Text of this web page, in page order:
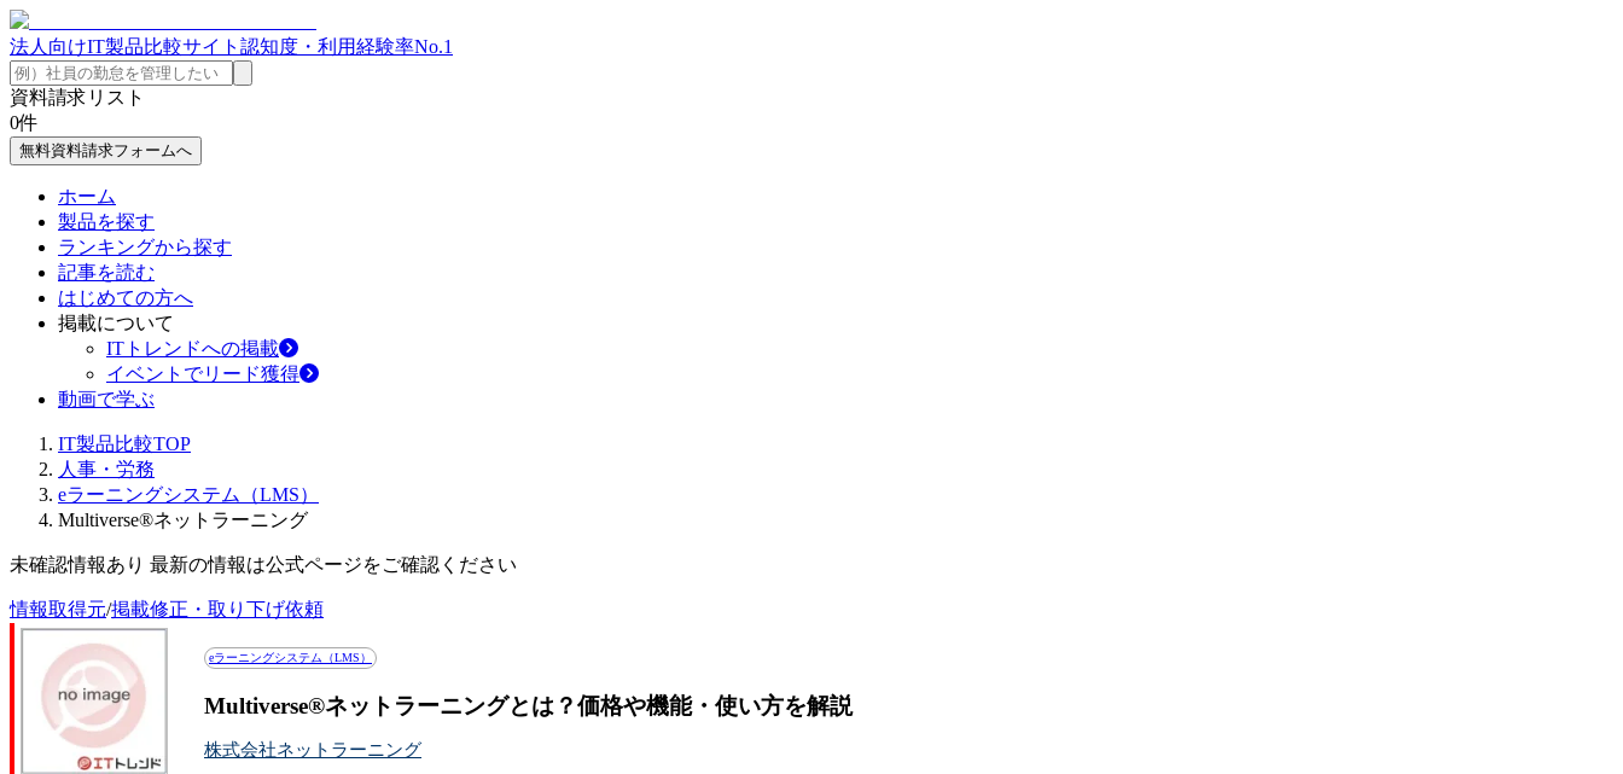
法人向けIT製品比較サイト 認知度・利用経験率No.1
資料請求リスト
0件
無料資料請求フォームへ
ホーム
製品を探す
ランキングから探す
記事を読む
はじめての方へ
掲載について
ITトレンドへの掲載
イベントでリード獲得
動画で学ぶ
IT製品比較TOP
人事・労務
eラーニングシステム（LMS）
Multiverse®ネットラーニング
未確認情報あり 最新の情報は公式ページをご確認ください
情報取得元/掲載修正・取り下げ依頼
eラーニングシステム（LMS）
Multiverse®ネットラーニングとは？価格や機能・使い方を解説
株式会社ネットラーニング